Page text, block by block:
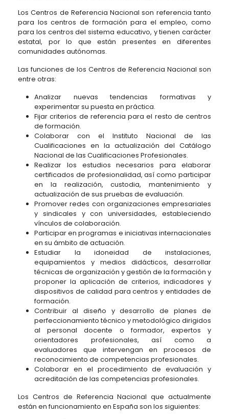
Los Centros de Referencia Nacional son referencia tanto
para los centros de formación para el empleo, como
para los centros del sistema educativo, y tienen carácter
estatal, por lo que están presentes en diferentes
comunidades autónomas.
Las funciones de los Centros de Referencia Nacional son
entre otras:
Analizar nuevas tendencias formativas y
experimentar su puesta en práctica.
Fijar criterios de referencia para el resto de centros
de formación.
Colaborar con el Instituto Nacional de las
Cualificaciones en la actualización del Catálogo
Nacional de las Cualificaciones Profesionales.
Realizar los estudios necesarios para elaborar
certificados de profesionalidad, así como participar
en la realización, custodia, mantenimiento y
actualización de sus pruebas de evaluación.
Promover redes con organizaciones empresariales
y sindicales y con universidades, estableciendo
vínculos de colaboración.
Participar en programas e iniciativas internacionales
en su ámbito de actuación.
Estudiar la idoneidad de instalaciones,
equipamientos y medios didácticos, desarrollar
técnicas de organización y gestión de la formación y
proponer la aplicación de criterios, indicadores y
dispositivos de calidad para centros y entidades de
formación.
Contribuir al diseño y desarrollo de planes de
perfeccionamiento técnico y metodológico dirigidos
al personal docente o formador, expertos y
orientadores profesionales, así como a
evaluadores que intervengan en procesos de
reconocimiento de competencias profesionales.
Colaborar en el procedimiento de evaluación y
acreditación de las competencias profesionales.
Los Centros de Referencia Nacional que actualmente
están en funcionamiento en España son los siguientes: